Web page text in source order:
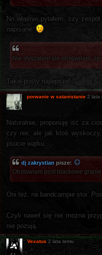
No właśnie pytałem, czy
napisane.
Nie słyszałem ale obstawiam,
Takie posty najlepsze!
porwanie w satanistanie 2 lata
Naturalnie, proponuję iść za
czy nie, ale jak ktoś
psucie wątku.
dj zakrystian pisze:
Obstawiam post blackowe granie.
Oni też, na bandcampie stoi:
Czyli nawet się nie można
nie pozują...
Vexatus 2 lata temu